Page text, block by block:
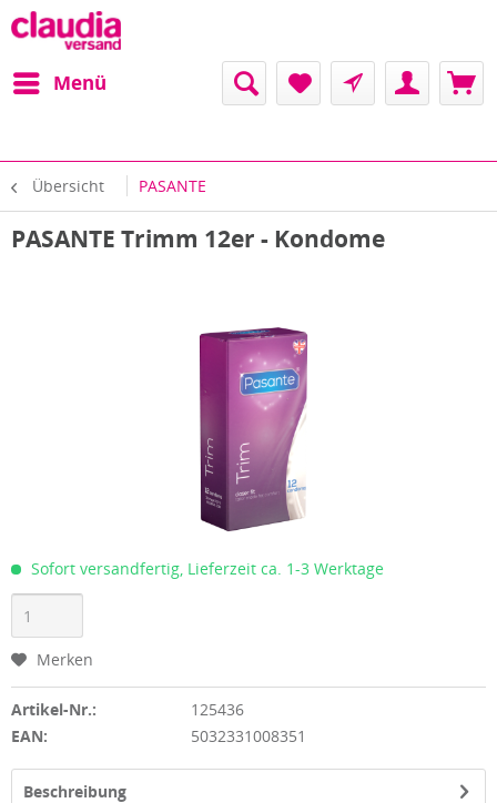
Menü
Übersicht PASANTE
PASANTE Trimm 12er - Kondome
Sofort versandfertig, Lieferzeit ca. 1-3 Werktage
Merken
Artikel-Nr.:
125436
EAN:
5032331008351
Beschreibung